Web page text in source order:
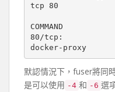
tcp 80
COMMAND
80/tcp:
docker-proxy
默認情況下，fuser將同
是可以使用 -4 和 -6 選